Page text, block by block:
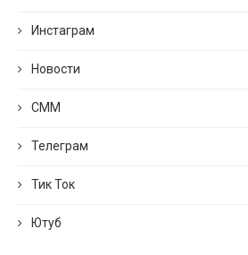
Инстаграм
Новости
СММ
Телеграм
Тик Ток
Ютуб